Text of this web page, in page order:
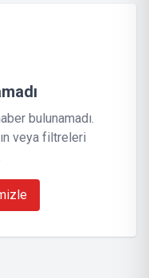
bulunamadı.
veya filtreleri